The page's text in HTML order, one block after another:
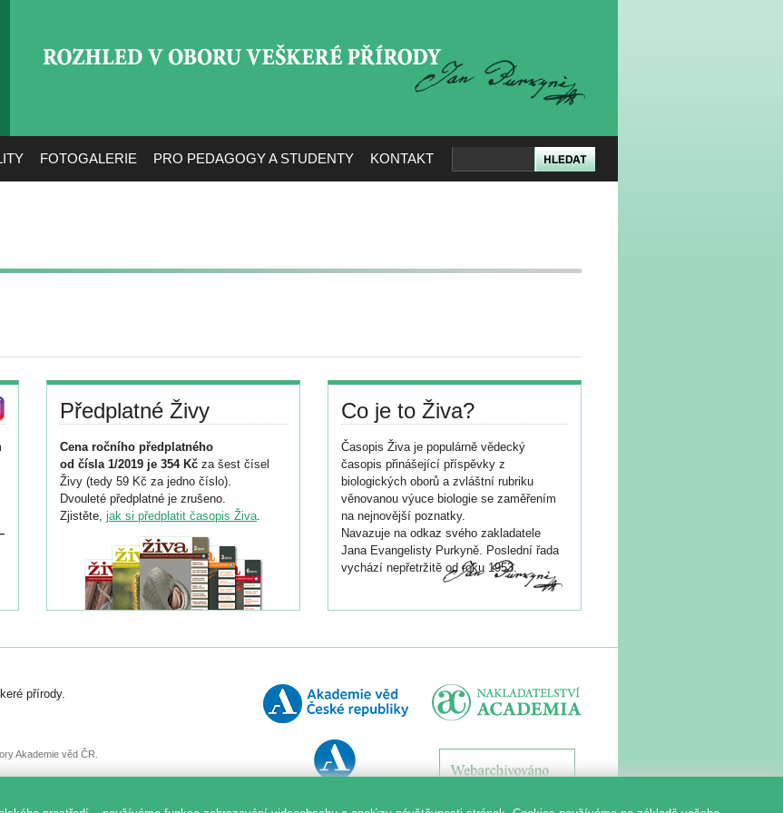
FOTOGALERIE PRO PEDAGOGY A STUDENTY KONTAKT
Předplatné Živy
Cena ročního předplatného
od čísla 1/2019 je 354 Kč za šest čísel
Živy (tedy 59 Kč za jedno číslo).
Dvouleté předplatné je zrušeno.
Zjistěte, jak si předplatit časopis Živa.
Co je to Živa?
Časopis Živa je populárně vědecký
časopis přinášející příspěvky z
biologických oborů a zvláštní rubriku
věnovanou výuce biologie se zaměřením
na nejnovější poznatky.
Navazuje na odkaz svého zakladatele
Jana Evangelisty Purkyně. Poslední řada
vychází nepřetržitě od roku 1953.
přírody.
Akademie věd ČR.